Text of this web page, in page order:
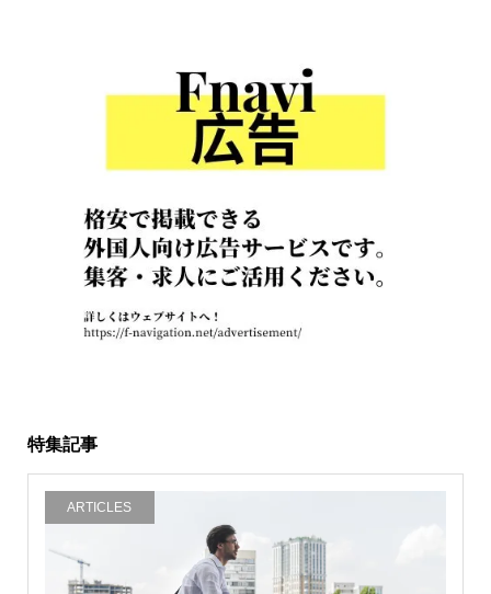
特集記事
ARTICLES